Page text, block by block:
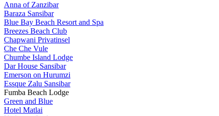
Anna of Zanzibar
Baraza Sansibar
Blue Bay Beach Resort and Spa
Breezes Beach Club
Chapwani Privatinsel
Che Che Vule
Chumbe Island Lodge
Dar House Sansibar
Emerson on Hurumzi
Essque Zalu Sansibar
Fumba Beach Lodge
Green and Blue
Hotel Matlai